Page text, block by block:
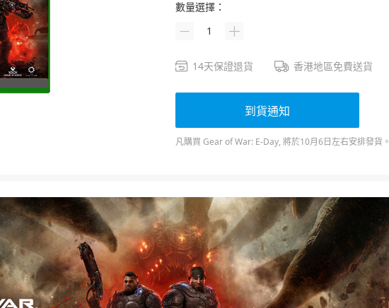
數量選擇：
1
14天保證退貨 香港地區免費送貨
到貨通知
凡購買 Gear of War: E-Day, 將於10月6日左右安排發貨。